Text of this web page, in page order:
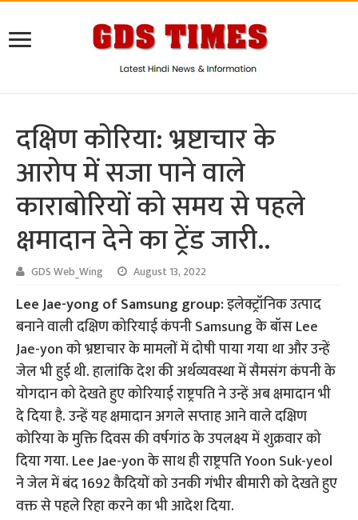
दक्षिण कोरिया: भ्रष्टाचार के
आरोप में सजा पाने वाले
काराबोरियों को समय से पहले
क्षमादान देने का ट्रेंड जारी..
GDS Web_Wing August 13, 2022
Lee Jae-yong of Samsung group:इलेक्ट्रॉनिक उत्पाद
बनाने वाली दक्षिण कोरियाई कंपनी Samsung के बॉस Lee
Jae-yon को भ्रष्टाचार के मामलों में दोषी पाया गया था और उन्हें
जेल भी हुई थी. हालांकि देश की अर्थव्यवस्था में सैमसंग कंपनी के
योगदान को देखते हुए कोरियाई राष्ट्रपति ने उन्हें अब क्षमादान भी
दे दिया है. उन्हें यह क्षमादान अगले सप्ताह आने वाले दक्षिण
कोरिया के मुक्ति दिवस की वर्षगांठ के उपलक्ष्य में शुक्रवार को
दिया गया. Lee Jae-yon के साथ ही राष्ट्रपति Yoon Suk-yeol
ने जेल में बंद 1692 कैदियों को उनकी गंभीर बीमारी को देखते हुए
वक्त से पहले रिहा करने का भी आदेश दिया.